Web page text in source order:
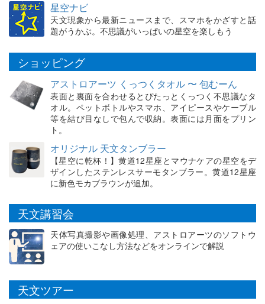
星空ナビ
天文現象から最新ニュースまで、スマホをかざすと話
題がうかぶ。不思議がいっぱいの星空を楽しもう
ショッピング
アストロアーツ くっつくタオル 〜 包むーん
表面と裏面を合わせるとぴたっとくっつく不思議なタ
オル。ペットボトルやスマホ、アイピースやケーブル
等を結び目なしで包んで収納。表面には月面をプリン
ト。
オリジナル 天文タンブラー
【星空に乾杯！】黄道12星座とマウナケアの星空をデ
ザインしたステンレスサーモタンブラー。黄道12星座
に新色モカブラウンが追加。
天文講習会
天体写真撮影や画像処理、アストロアーツのソフトウ
ェアの使いこなし方法などをオンラインで解説
天文ツアー